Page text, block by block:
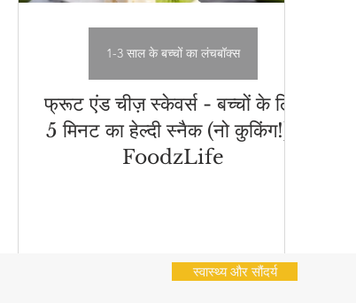
Flatbread Recipes स्वास्थ्य और सौंदर्य
फ्रूट एंड चीज़ स्केवर्स - बच्चों के लिए
5 मिनट का हेल्दी स्नैक (नो कुकिंग!) |
FoodzLife
1-3 साल के बच्चों का लंचबॉक्स
स्वास्थ्य और सौंदर्य